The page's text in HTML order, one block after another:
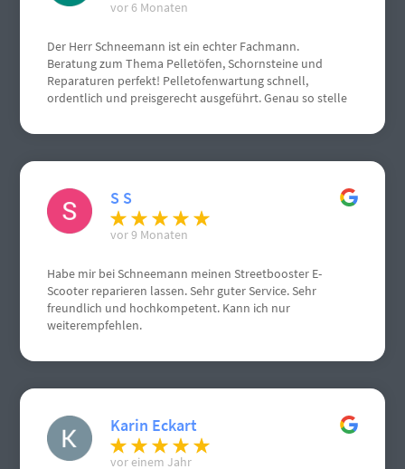
vor 6 Monaten
Der Herr Schneemann ist ein echter Fachmann.
Beratung zum Thema Pelletöfen, Schornsteine und
Reparaturen perfekt! Pelletofenwartung schnell,
ordentlich und preisgerecht ausgeführt. Genau so stelle
S S
vor 9 Monaten
Habe mir bei Schneemann meinen Streetbooster E-
Scooter reparieren lassen. Sehr guter Service. Sehr
freundlich und hochkompetent. Kann ich nur
weiterempfehlen.
Karin Eckart
vor einem Jahr